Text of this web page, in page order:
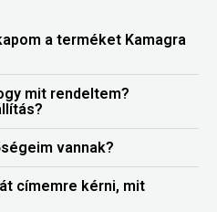
a terméket Kamagra
mit rendeltem?
vannak?
címemre kérni, mit